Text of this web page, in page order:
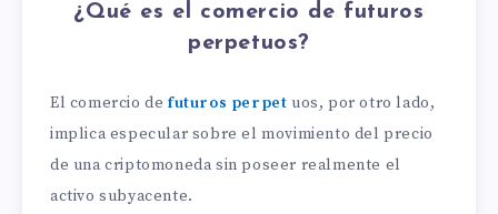
¿Qué es el comercio de futuros
perpetuos?
El comercio de futuros perpet uos, por otro lado,
implica especular sobre el movimiento del precio
de una criptomoneda sin poseer realmente el
activo subyacente.